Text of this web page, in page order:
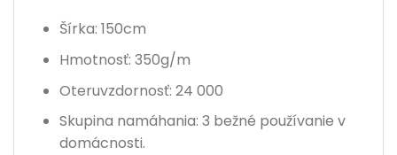
Šírka: 150cm
Hmotnosť: 350g/m
Oteruvzdornosť: 24 000
Skupina namáhania: 3 bežné používanie v
domácnosti.